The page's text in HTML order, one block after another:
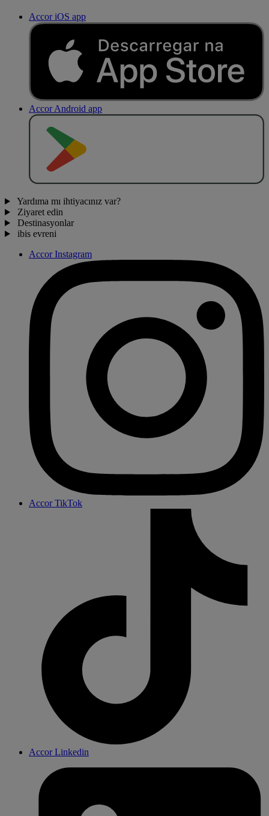
Accor iOS app
Accor Android app
Yardıma mı ihtiyacınız var?
Ziyaret edin
Destinasyonlar
ibis evreni
Accor Instagram
Accor TikTok
Accor Linkedin